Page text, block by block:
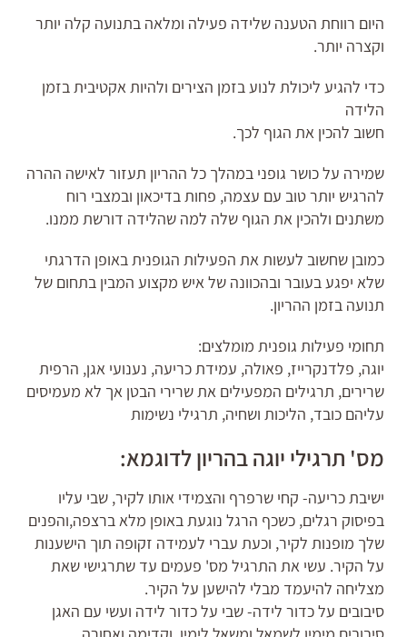
היום רווחת הטענה שלידה פעילה ומלאה בתנועה קלה יותר
וקצרה יותר.
כדי להגיע ליכולת לנוע בזמן הצירים ולהיות אקטיבית בזמן
הלידה
חשוב להכין את הגוף לכך.
שמירה על כושר גופני במהלך כל ההריון תעזור לאישה ההרה
להרגיש יותר טוב עם עצמה, פחות בדיכאון ובמצבי רוח
משתנים ולהכין את הגוף שלה למה שהלידה דורשת ממנו.
כמובן שחשוב לעשות את הפעילות הגופנית באופן הדרגתי
שלא יפגע בעובר ובהכוונה של איש מקצוע המבין בתחום של
תנועה בזמן ההריון.
תחומי פעילות גופנית מומלצים:
יוגה, פלדנקרייז, פאולה, עמידת כריעה, נענועי אגן, הרפית
שרירים, תרגילים המפעילים את שרירי הבטן אך לא מעמיסים
עליהם כובד, הליכות ושחיה, תרגילי נשימות
מס' תרגילי יוגה בהריון לדוגמא:
ישיבת כריעה- קחי שרפרף והצמידי אותו לקיר, שבי עליו
בפיסוק רגלים, כשכף הרגל נוגעת באופן מלא ברצפה,והפנים
שלך מופנות לקיר, וכעת עברי לעמידה זקופה תוך הישענות
על הקיר. עשי את התרגיל מס' פעמים עד שתרגישי שאת
מצליחה להיעמד מבלי להישען על הקיר.
סיבובים על כדור לידה- שבי על כדור לידה ועשי עם האגן